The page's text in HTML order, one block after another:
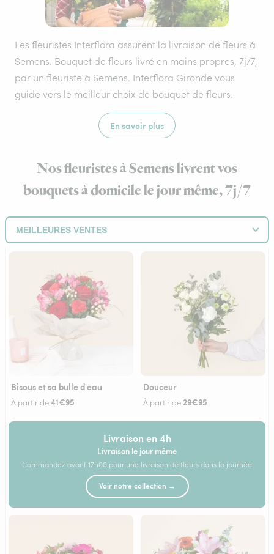
Les fleuristes Interflora assurent la livraison de fleurs à
Semens. Bouquet de fleurs livré en mains propres, 7j/7,
par un fleuriste à Semens. Interflora Gironde vous
guide vers le meilleur choix de bouquet de fleurs.
En savoir plus
Nos fleuristes à Semens livrent vos
bouquets à domicile le jour même, 7j/7
Bisous et sa bulle d'eau
À partir de41€95
Douceur
À partir de 29€95
Livraison en 4h
Livraison le jour même
Commandez avant 17h00 pour une livraison de fleurs dans la journée
Voir notre collection →